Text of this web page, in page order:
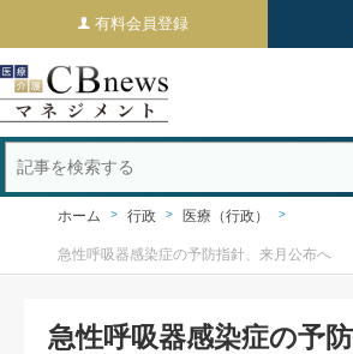
有料会員登録
ホーム 行政 医療（行政）
急性呼吸器感染症の予防指針、来月公布へ
急性呼吸器感染症の予